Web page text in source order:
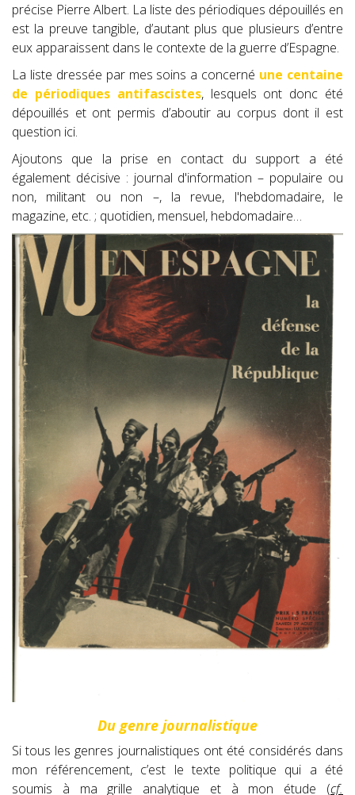
précise Pierre Albert. La liste des périodiques dépouillés en
est la preuve tangible, d’autant plus que plusieurs d’entre
eux apparaissent dans le contexte de la guerre d’Espagne.
La liste dressée par mes soins a concerné une centaine
de périodiques antifascistes, lesquels ont donc été
dépouillés et ont permis d’aboutir au corpus dont il est
question ici.
Ajoutons que la prise en contact du support a été
également décisive : journal d'information – populaire ou
non, militant ou non –, la revue, l'hebdomadaire, le
magazine, etc. ; quotidien, mensuel, hebdomadaire…
Du genre journalistique
Si tous les genres journalistiques ont été considérés dans
mon référencement, c’est le texte politique qui a été
soumis à ma grille analytique et à mon étude (cf.